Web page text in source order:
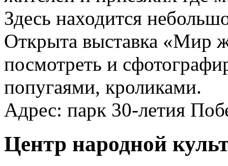
Здесь находится
Открыта выставка «Мир
посмотреть и
попугаями, кроликами.
Адрес: парк 30-летия
Центр народной